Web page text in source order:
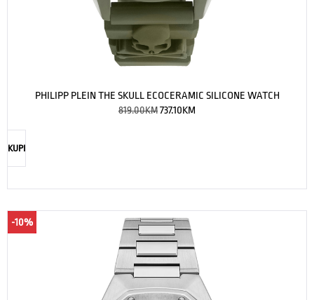
PHILIPP PLEIN THE SKULL ECOCERAMIC SILICONE WATCH
819.00KM737.10KM
KUPI
-10%